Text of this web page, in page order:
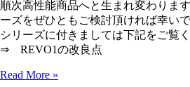
順次高性能商品へと生まれ変わりま
ーズをぜひともご検討頂ければ幸い
シリーズに付きましては下記をご
⇒ REVO1の改良点
Read More »